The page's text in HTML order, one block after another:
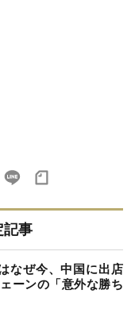
事
なぜ今、中国に出店
ーンの「意外な勝ち